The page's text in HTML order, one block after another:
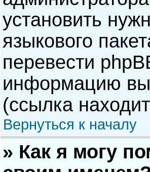
установить
языкового
перевести
информацию вы
(ссылка
Вернуться к началу
» Как я могу